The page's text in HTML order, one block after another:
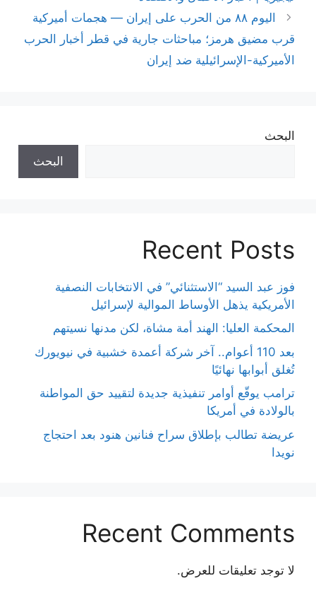
اليوم ٨٨ من الحرب على إيران — هجمات أميركية
قرب مضيق هرمز؛ مباحثات جارية في قطر أخبار الحرب
الأميركية-الإسرائيلية ضد إيران
البحث
البحث
Recent Posts
فوز عبد السيد “الاستثنائي” في الانتخابات النصفية
الأمريكية يذهل الأوساط الموالية لإسرائيل
المحكمة العليا: الهند أمة مشاة، لكن مدنها نسيتهم
بعد 110 أعوام.. آخر شركة أعمدة خشبية في نيويورك
تُغلق أبوابها نهائيًا
ترامب يوقّع أوامر تنفيذية جديدة لتقييد حق المواطنة
بالولادة في أمريكا
عريضة تطالب بإطلاق سراح فنانين هنود بعد احتجاج
نويدا
Recent Comments
لا توجد تعليقات للعرض.